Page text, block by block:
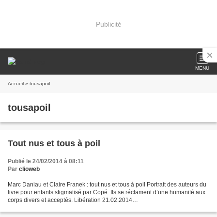
Publicité
MENU
Accueil » tousapoil
tousapoil
Tout nus et tous à poil
Publié le 24/02/2014 à 08:11
Par clioweb
Marc Daniau et Claire Franek : tout nus et tous à poil Portrait des auteurs du
livre pour enfants stigmatisé par Copé. Ils se réclament d’une humanité aux
corps divers et acceptés. Libération 21.02.2014
nus-et-tous-a-poil_981440...